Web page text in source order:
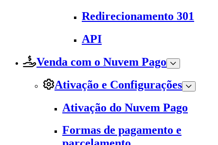
Redirecionamento 301
API
Venda com o Nuvem Pago
Ativação e Configurações
Ativação do Nuvem Pago
Formas de pagamento e